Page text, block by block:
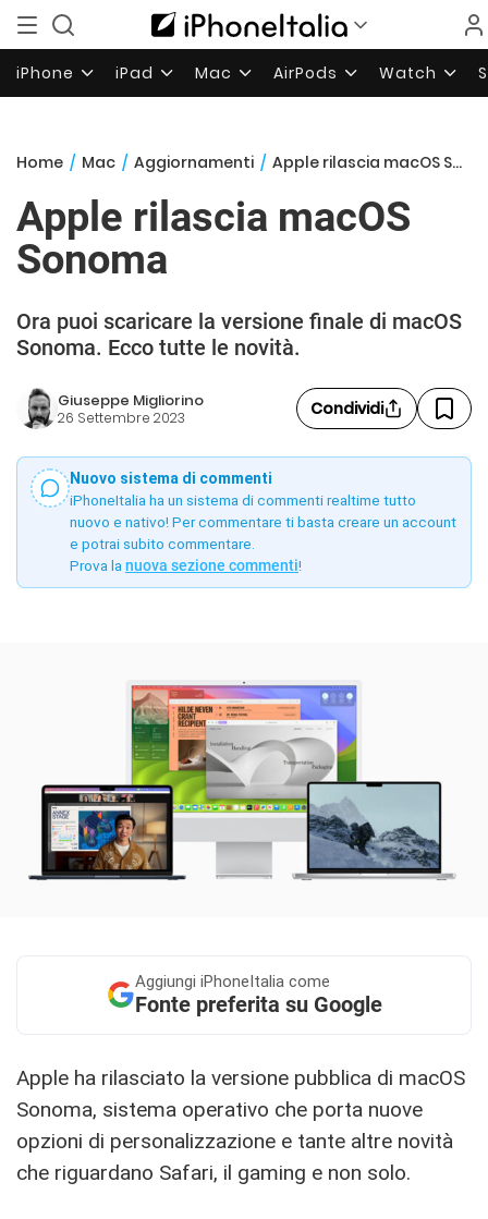
iPhone iPad Mac AirPods Watch
Home / Mac / Aggiornamenti / Apple rilascia macOS Sonoma
Apple rilascia macOS
Sonoma
Ora puoi scaricare la versione finale di macOS
Sonoma. Ecco tutte le novità.
Giuseppe Migliorino
26 Settembre 2023 Condividi
Nuovo sistema di commenti
iPhoneItalia ha un sistema di commenti realtime tutto
nuovo e nativo! Per commentare ti basta creare un account
e potrai subito commentare.
Prova la nuova sezione commenti!
Aggiungi iPhoneItalia come
Fonte preferita su Google
Apple ha rilasciato la versione pubblica di macOS
Sonoma, sistema operativo che porta nuove
opzioni di personalizzazione e tante altre novità
che riguardano Safari, il gaming e non solo.